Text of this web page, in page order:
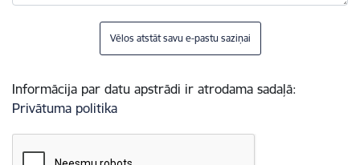
Vēlos atstāt savu e-pastu saziņai
Informācija par datu apstrādi ir atrodama sadaļā:
Privātuma politika